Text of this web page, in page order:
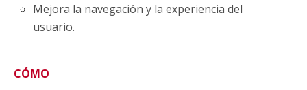
Mejora la navegación y la experiencia del
usuario.
CÓMO